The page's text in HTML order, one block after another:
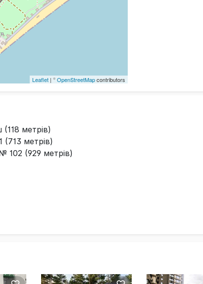
Leaflet | ©OpenStreetMapcontributors
метрів)
метрів)
102 (929 метрів)